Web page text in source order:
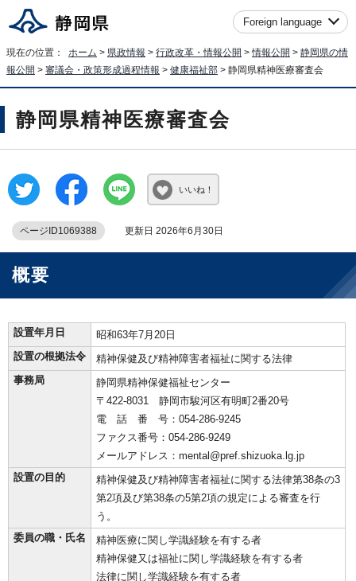
Foreign language
現在の位置： ホーム > 県政情報 > 行政改革・情報公開 >情報公開 > 静岡県の情
報公開 > 審議会・政策形成過程情報 > 健康福祉部 > 静岡県精神医療審査会
静岡県精神医療審査会
いいね！
ページID1069388 更新日 2026年6月30日
概要
設置年月日
昭和63年7月20日
設置の根拠法令
精神保健及び精神障害者福祉に関する法律
事務局
静岡県精神保健福祉センター
〒422-8031 静岡市駿河区有明町2番20号
電 話 番 号：054-286-9245
ファクス番号：054-286-9249
メールアドレス：mental@pref.shizuoka.lg.jp
設置の目的
精神保健及び精神障害者福祉に関する法律第38条の3
第2項及び第38条の5第2項の規定による審査を行
う。
委員の職・氏名
精神医療に関し学識経験を有する者
精神保健又は福祉に関し学識経験を有する者
法律に関し学識経験を有する者